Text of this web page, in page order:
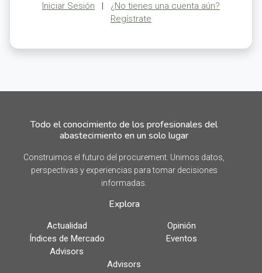
Iniciar Sesión | ¿No tienes una cuenta aún?
Regístrate
Todo el conocimiento de los profesionales del
abastecimiento en un solo lugar
Construimos el futuro del procurement. Unimos datos,
perspectivas y experiencias para tomar decisiones
informadas.
Explora
Actualidad
Opinión
Índices de Mercado
Eventos
Advisors
Advisors